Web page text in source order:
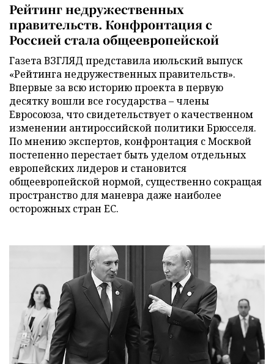
Рейтинг недружественных
правительств. Конфронтация с
Россией стала общеевропейской
Газета ВЗГЛЯД представила июльский выпуск
«Рейтинга недружественных правительств».
Впервые за всю историю проекта в первую
десятку вошли все государства – члены
Евросоюза, что свидетельствует о качественном
изменении антироссийской политики Брюсселя.
По мнению экспертов, конфронтация с Москвой
постепенно перестает быть уделом отдельных
европейских лидеров и становится
общеевропейской нормой, существенно сокращая
пространство для маневра даже наиболее
осторожных стран ЕС.